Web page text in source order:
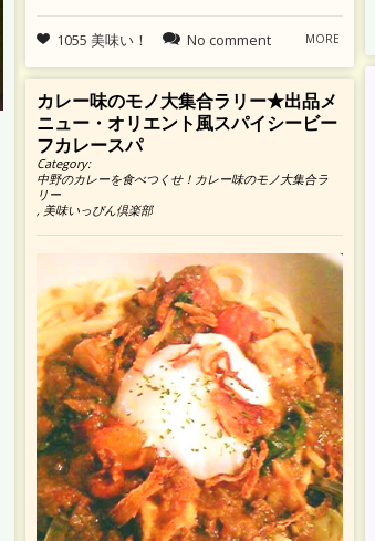
1055 美味い！ No comment MORE
カレー味のモノ大集合ラリー★出品メ
ニュー・オリエント風スパイシービー
フカレースパ
Category:
中野のカレーを食べつくせ！カレー味のモノ大集合ラ
リー
, 美味いっぴん倶楽部